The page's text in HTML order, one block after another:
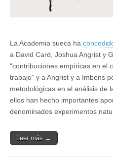
La Academia sueca ha
a David Card, Joshua Angrist y
“contribuciones empíricas en el
trabajo” y a Angrist y a Imbens
metodológicas en el análisis de
ellos han hecho importantes
denominados experimentos
Leer más →